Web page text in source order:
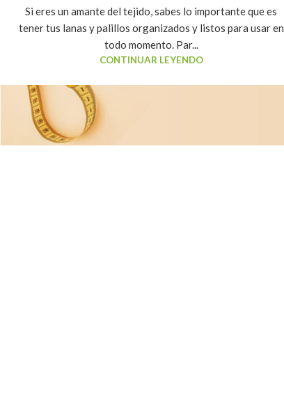
Si eres un amante del tejido, sabes lo importante que es
tener tus lanas y palillos organizados y listos para usar en
todo momento. Par...
CONTINUAR LEYENDO